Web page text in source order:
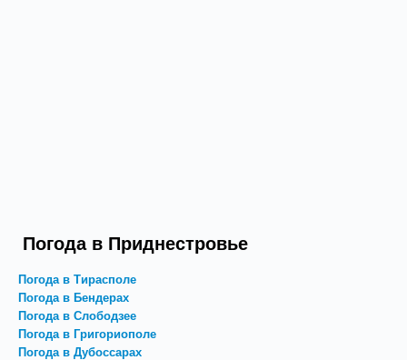
Погода в Приднестровье
Погода в Тирасполе
Погода в Бендерах
Погода в Слободзее
Погода в Григориополе
Погода в Дубоссарах